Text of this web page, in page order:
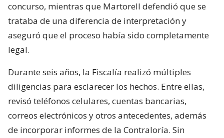
concurso, mientras que Martorell defendió que se
trataba de una diferencia de interpretación y
aseguró que el proceso había sido completamente
legal.
Durante seis años, la Fiscalía realizó múltiples
diligencias para esclarecer los hechos. Entre ellas,
revisó teléfonos celulares, cuentas bancarias,
correos electrónicos y otros antecedentes, además
de incorporar informes de la Contraloría. Sin